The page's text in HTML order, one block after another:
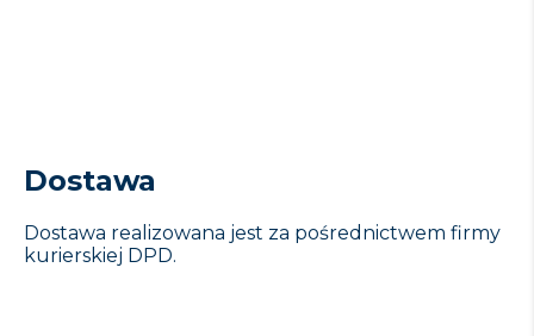
Dostawa
Dostawa realizowana jest za pośrednictwem firmy
kurierskiej DPD.